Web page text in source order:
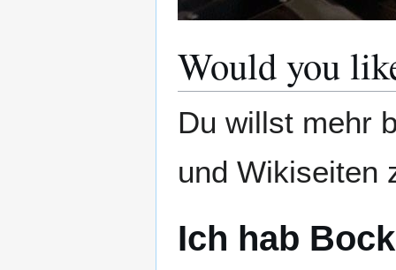
Would you
Du willst mehr
und Wikiseiten
Ich hab